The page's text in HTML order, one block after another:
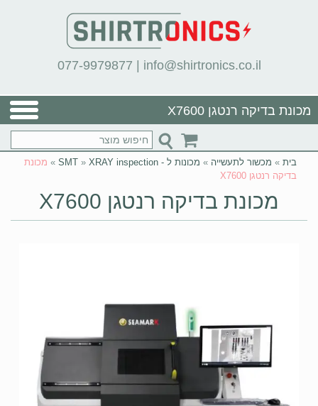
077-9979877 | info@shirtronics.co.il
מכונת בדיקה רנטגן X7600
בית » מכשור לתעשייה » מכונות ל - SMT » XRAY inspection
» מכונת
בדיקה רנטגן X7600
מכונת בדיקה רנטגן X7600